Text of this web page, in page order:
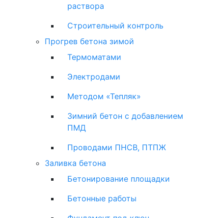
раствора
Строительный контроль
Прогрев бетона зимой
Термоматами
Электродами
Методом «Тепляк»
Зимний бетон с добавлением
ПМД
Проводами ПНСВ, ПТПЖ
Заливка бетона
Бетонирование площадки
Бетонные работы